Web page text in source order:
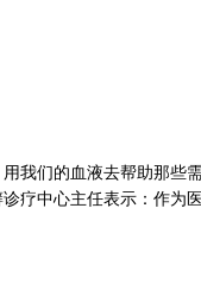
们的血液去帮助那些
疗中心主任表示：作为